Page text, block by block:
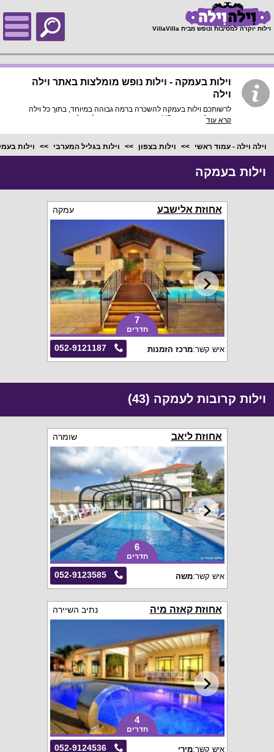
וילות יוקרה למסיבות ונופש מבית VillaVilla
וילות בעמקה - וילות נופש מומלצות באתר וילה
וילה
לרשותכם וילות בעמקה להשכרה ברמה גבוהה במיוחד, בתוך כל וילה
פירוט מלא, תמונות HD והכי חשוב התאמה מלאה לסמארטפונים
קרא עוד
וילה וילה - עמוד ראשי וילות בצפון וילות בגליל המערבי וילות
וילות בעמקה
אחוזת אלישבע עמקה
7
חדרים
052-9121187 איש קשר:מרכז הזמנות
וילות קרובות לעמקה (43)
אחוזת ליאב שומרה
6
חדרים
052-9123585 איש קשר:משה
אחוזת קאזה מיה נתיב השיירה
4
חדרים
052-9124536 איש קשר:מירי